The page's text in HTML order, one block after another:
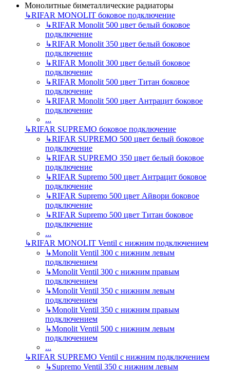
Монолитные биметаллические радиаторы
↳RIFAR MONOLIT боковое подключение
↳RIFAR Monolit 500 цвет белый боковое
подключение
↳RIFAR Monolit 350 цвет белый боковое
подключение
↳RIFAR Monolit 300 цвет белый боковое
подключение
↳RIFAR Monolit 500 цвет Титан боковое
подключение
↳RIFAR Monolit 500 цвет Антрацит боковое
подключение
...
↳RIFAR SUPREMO боковое подключение
↳RIFAR SUPREMO 500 цвет белый боковое
подключение
↳RIFAR SUPREMO 350 цвет белый боковое
подключение
↳RIFAR Supremo 500 цвет Антрацит боковое
подключение
↳RIFAR Supremo 500 цвет Айвори боковое
подключение
↳RIFAR Supremo 500 цвет Титан боковое
подключение
...
↳RIFAR MONOLIT Ventil с нижним подключением
↳Monolit Ventil 300 с нижним левым
подключением
↳Monolit Ventil 300 с нижним правым
подключением
↳Monolit Ventil 350 с нижним левым
подключением
↳Monolit Ventil 350 с нижним правым
подключением
↳Monolit Ventil 500 с нижним левым
подключением
...
↳RIFAR SUPREMO Ventil с нижним подключением
↳Supremo Ventil 350 с нижним левым